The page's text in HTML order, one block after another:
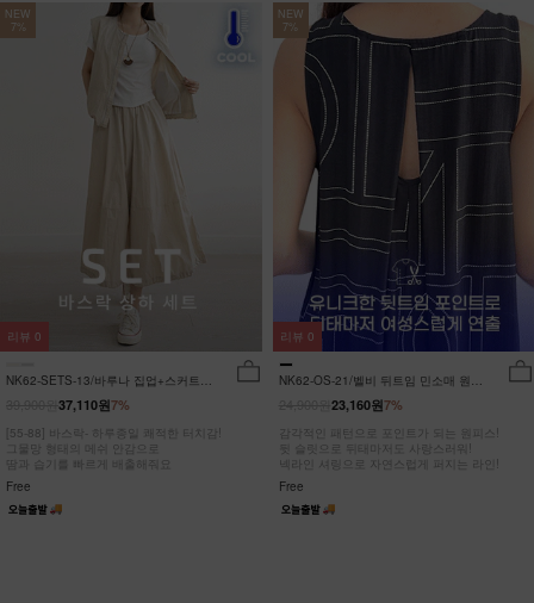
NEW
7%
NK62-SETS-13/바루나 집업+스커트
7%
37,110원
[55-88] 바스락- 하루종일 쾌적한 터치감!
그물망 형태의 메쉬 안감으로
땀과 습기를 빠르게 배출해줘요
Free
리뷰 0
NEW
7%
NK62-OS-21/벨비 뒤트임 민소매 원피
7%
23,160원
감각적인 패턴으로 포인트가 되는 원피스!
뒷 슬릿으로 뒤태마저도 사랑스러워!
넥라인 셔링으로 자연스럽게 퍼지는 라인!
Free
리뷰 0